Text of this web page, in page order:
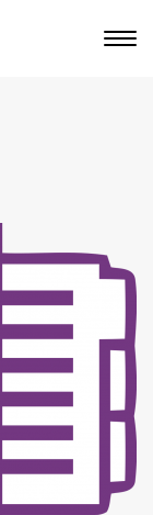
תפריט